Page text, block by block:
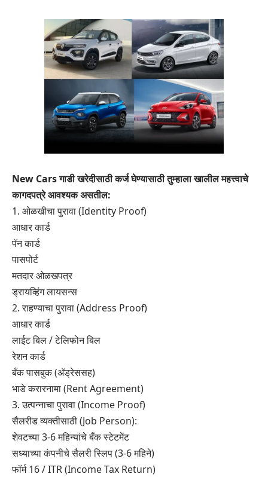
New Cars गाडी खरेदीसाठी कर्ज घेण्यासाठी तुम्हाला खालील महत्त्वाचे
कागदपत्रे आवश्यक असतील:
1. ओळखीचा पुरावा (Identity Proof)
आधार कार्ड
पॅन कार्ड
पासपोर्ट
मतदार ओळखपत्र
ड्रायव्हिंग लायसन्स
2. राहण्याचा पुरावा (Address Proof)
आधार कार्ड
लाईट बिल / टेलिफोन बिल
रेशन कार्ड
बँक पासबुक (अ‍ॅड्रेससह)
भाडे करारनामा (Rent Agreement)
3. उत्पन्नाचा पुरावा (Income Proof)
सैलरीड व्यक्तीसाठी (Job Person):
शेवटच्या 3-6 महिन्यांचे बँक स्टेटमेंट
सध्याच्या कंपनीचे सैलरी स्लिप (3-6 महिने)
फॉर्म 16 / ITR (Income Tax Return)